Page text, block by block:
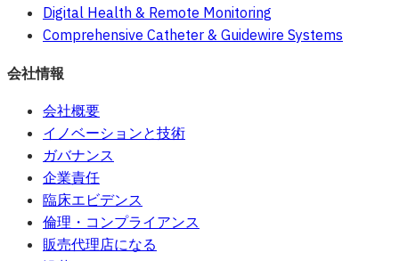
Digital Health & Remote Monitoring
Comprehensive Catheter & Guidewire Systems
会社情報
会社概要
イノベーションと技術
ガバナンス
企業責任
臨床エビデンス
倫理・コンプライアンス
販売代理店になる